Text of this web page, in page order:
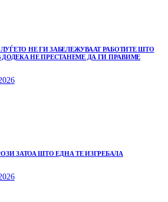
НЕ ГИ ЗАБЕЛЕЖУВААТ РАБОТИТЕ ШТО
НЕ ПРЕСТАНЕМЕ ДА ГИ ПРАВИМЕ
ЗАТОА ШТО ЕДНА ТЕ ИЗГРЕБАЛА